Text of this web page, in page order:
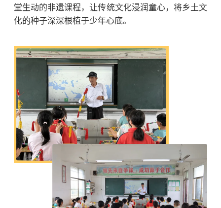
堂生动的非遗课程，让传统文化浸润童心，将乡土文
化的种子深深根植于少年心底。